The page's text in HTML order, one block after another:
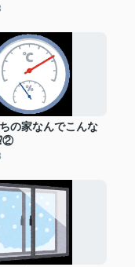
の家なんでこんな